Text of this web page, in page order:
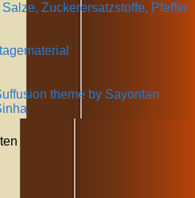
Zuckerersatzstoffe, Pfeffer
theme by Sayontan